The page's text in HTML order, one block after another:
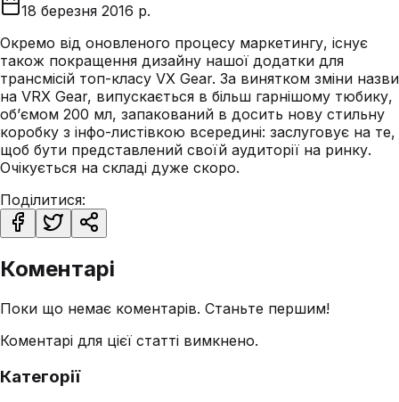
18 березня 2016 р.
Окремо від оновленого процесу маркетингу, існує
також покращення дизайну нашої додатки для
трансмісій топ-класу VX Gear. За винятком зміни назви
на VRX Gear, випускається в більш гарнішому тюбику,
об’ємом 200 мл, запакований в досить нову стильну
коробку з інфо-листівкою всередині: заслуговує на те,
щоб бути представлений своїй аудиторії на ринку.
Очікується на складі дуже скоро.
Поділитися:
Коментарі
Поки що немає коментарів. Станьте першим!
Коментарі для цієї статті вимкнено.
Категорії